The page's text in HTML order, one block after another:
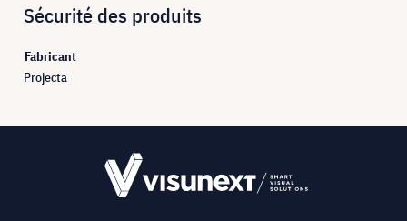
Sécurité des produits
Fabricant
Projecta